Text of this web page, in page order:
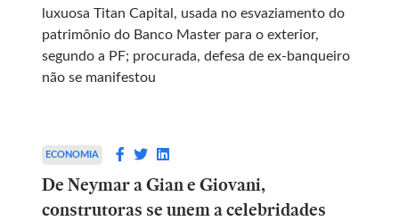
luxuosa Titan Capital, usada no esvaziamento do
patrimônio do Banco Master para o exterior,
segundo a PF; procurada, defesa de ex-banqueiro
não se manifestou
ECONOMIA
De Neymar a Gian e Giovani,
construtoras se unem a celebridades